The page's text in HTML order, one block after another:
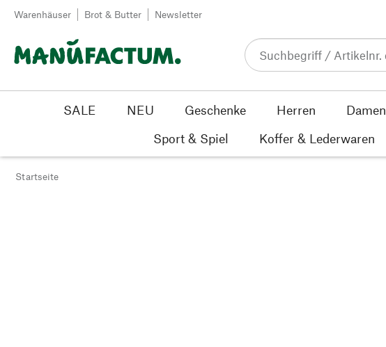
Zum Inhalt springen
Warenhäuser Brot & Butter Newsletter
SALE NEU Geschenke Herren Damen
Sport & Spiel
Koffer & Lederwaren
Startseite